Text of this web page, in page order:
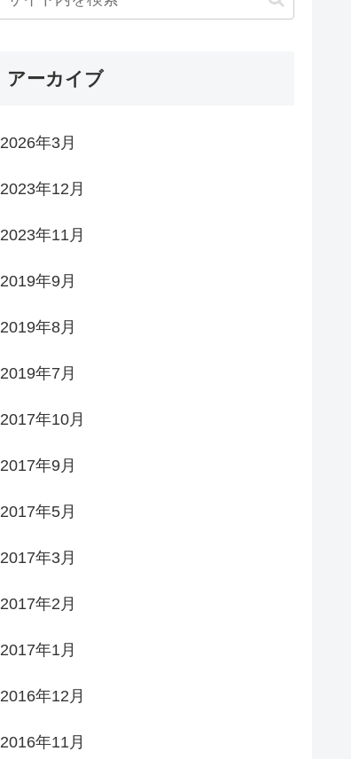
アーカイブ
2026年3月
2023年12月
2023年11月
2019年9月
2019年8月
2019年7月
2017年10月
2017年9月
2017年5月
2017年3月
2017年2月
2017年1月
2016年12月
2016年11月